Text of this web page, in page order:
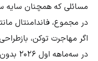
مسائلی که همچنان سایه
در مجموع، فاندامنتال
اگر مهاجرت توکن،
در